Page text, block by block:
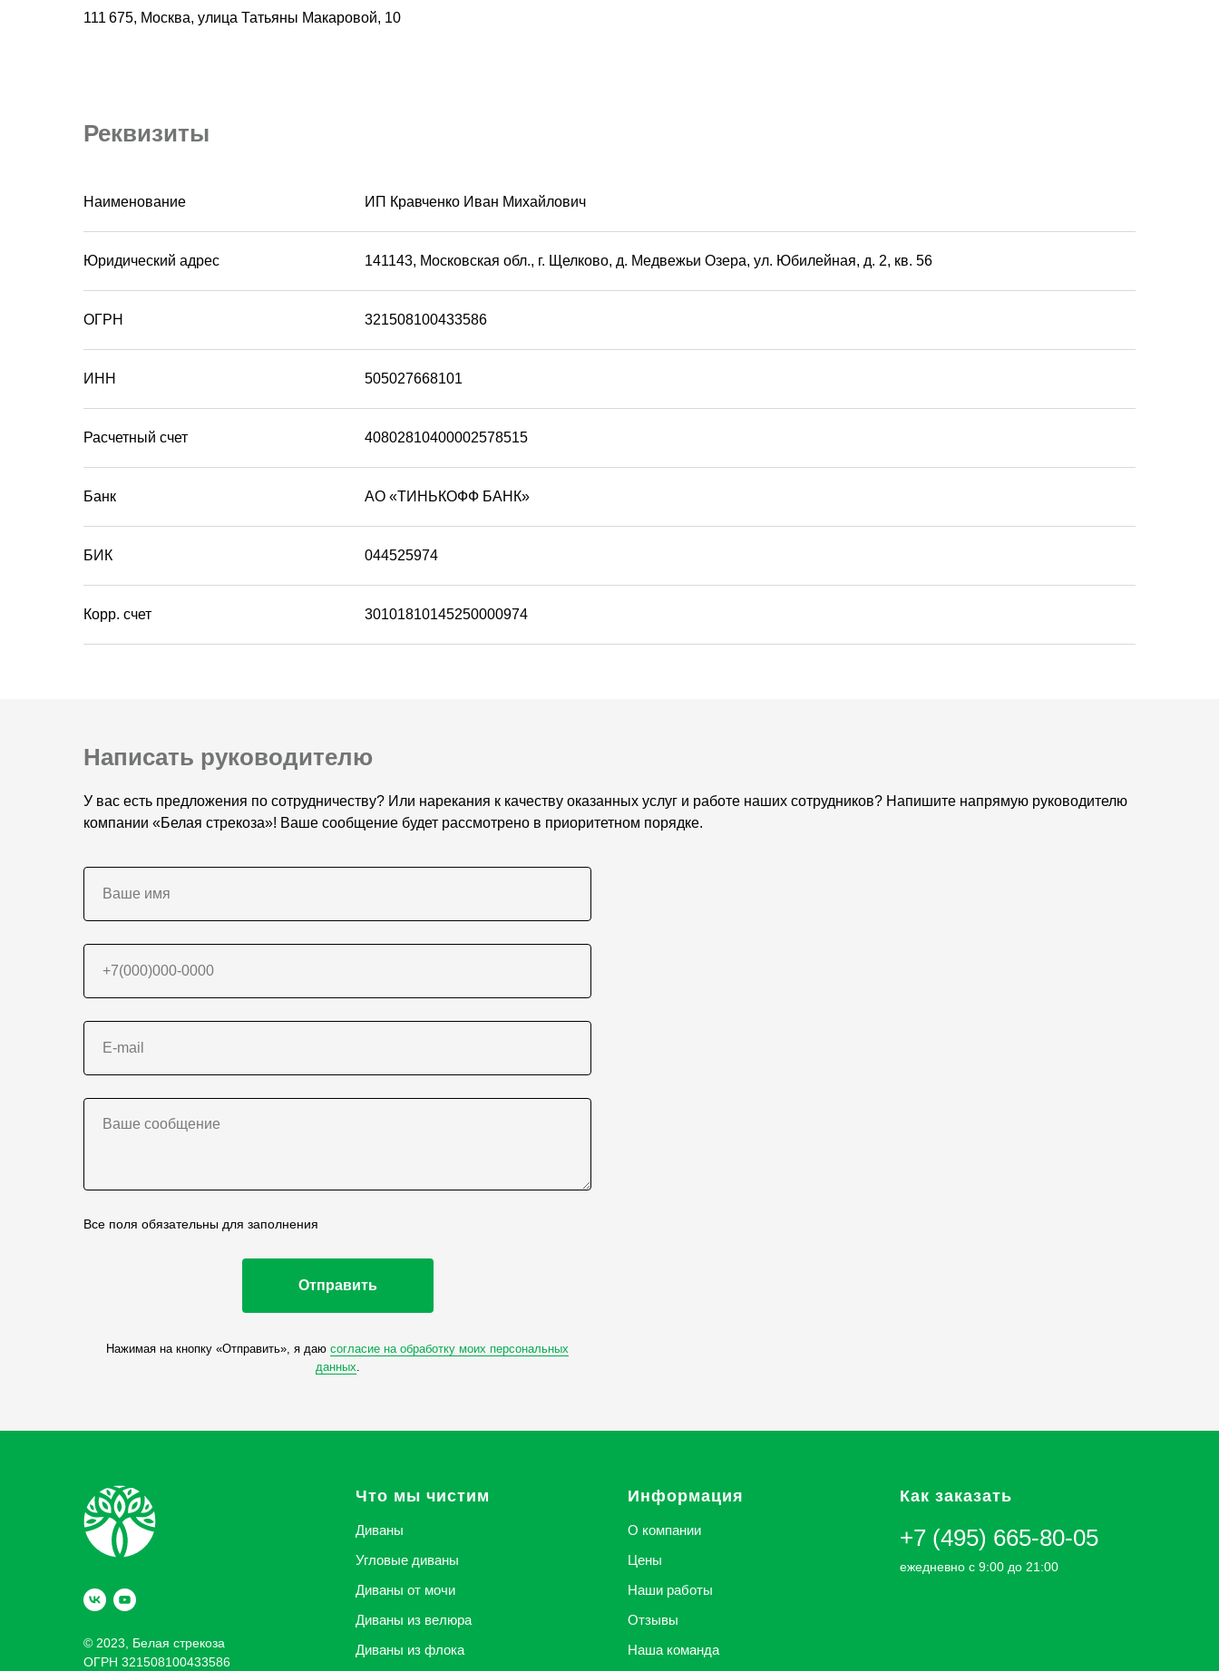
111 675, Москва, улица Татьяны Макаровой, 10
Реквизиты
Наименование ИП Кравченко Иван Михайлович
Юридический адрес 141143, Московская обл., г. Щелково, д. Медвежьи Озера, ул. Юбилейная, д. 2, кв. 56
ОГРН 321508100433586
ИНН 505027668101
Расчетный счет 40802810400002578515
Банк АО «ТИНЬКОФФ БАНК»
БИК 044525974
Корр. счет 30101810145250000974
Написать руководителю
У вас есть предложения по сотрудничеству? Или нарекания к качеству оказанных услуг и работе наших сотрудников? Напишите напрямую руководителю
компании «Белая стрекоза»! Ваше сообщение будет рассмотрено в приоритетном порядке.
Все поля обязательны для заполнения
Отправить
Нажимая на кнопку «Отправить», я даю согласие на обработку моих персональных
данных
© 2023, Белая стрекоза
ОГРН 321508100433586
Что мы чистим
Диваны
Угловые диваны
Диваны от мочи
Диваны из велюра
Диваны из флока
Информация
О компании
Цены
Наши работы
Отзывы
Наша команда
Как заказать
+7 (495) 665-80-05
ежедневно с 9:00 до 21:00